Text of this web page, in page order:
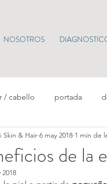
NOSOTROS
/ cabello portada
de la
Skin & Hair 6 may 2018 1 min de
2018